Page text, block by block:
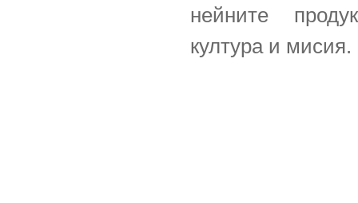
нейните
култура и мисия.